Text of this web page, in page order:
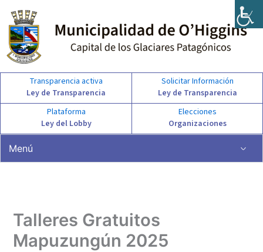
contenido
Transparencia activa
Ley de Transparencia
Solicitar Información
Ley de Transparencia
Plataforma
Ley del Lobby
Elecciones
Organizaciones
Menú
Talleres Gratuitos
Mapuzungún 2025